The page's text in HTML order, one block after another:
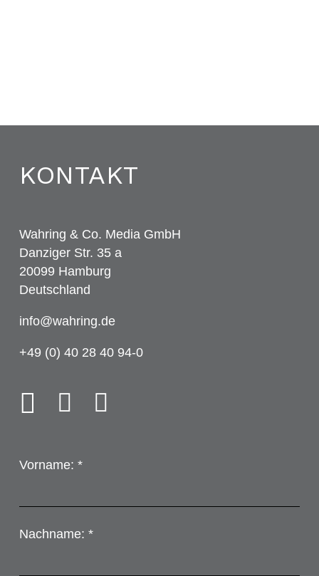
KONTAKT
Wahring & Co. Media GmbH
Danziger Str. 35 a
20099 Hamburg
Deutschland
info@wahring.de
+49 (0) 40 28 40 94-0
Vorname: *
Nachname: *